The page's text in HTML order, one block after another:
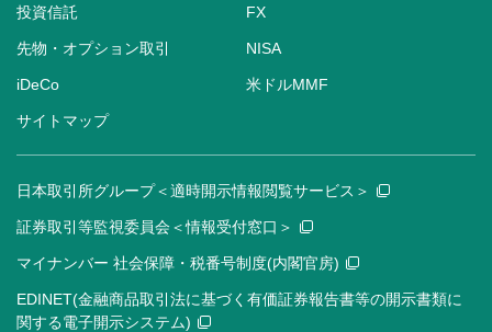
投資信託 FX
先物・オプション取引 NISA
iDeCo 米ドルMMF
サイトマップ
日本取引所グループ＜適時開示情報閲覧サービス＞
証券取引等監視委員会＜情報受付窓口＞
マイナンバー 社会保障・税番号制度(内閣官房)
EDINET(金融商品取引法に基づく有価証券報告書等の開示書類に
関する電子開示システム)